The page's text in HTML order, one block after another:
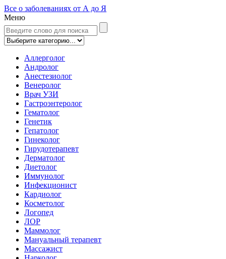
Все о заболеваниях от А до Я
Меню
Аллерголог
Андролог
Анестезиолог
Венеролог
Врач УЗИ
Гастроэнтеролог
Гематолог
Генетик
Гепатолог
Гинеколог
Гирудотерапевт
Дерматолог
Диетолог
Иммунолог
Инфекционист
Кардиолог
Косметолог
Логопед
ЛОР
Маммолог
Мануальный терапевт
Массажист